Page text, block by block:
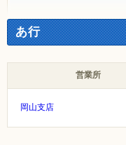
あ行
営業所
岡山支店